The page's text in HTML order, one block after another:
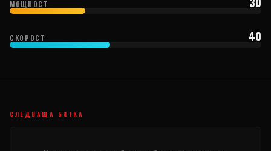
МОЩНОСТ
СКОРОСТ 40
СЛЕДВАЩА БИТКА